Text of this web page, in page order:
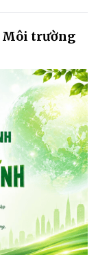
Môi trường